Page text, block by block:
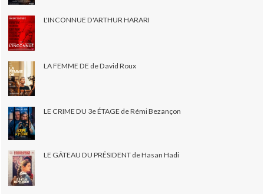
L'INCONNUE D'ARTHUR HARARI
LA FEMME DE de David Roux
LE CRIME DU 3e ÉTAGE de Rémi Bezançon
LE GÂTEAU DU PRÉSIDENT de Hasan Hadi